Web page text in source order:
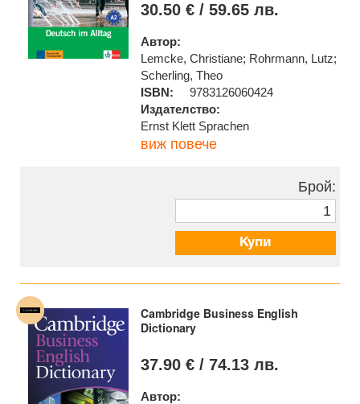
30.50 € / 59.65 лв.
Автор:
Lemcke, Christiane; Rohrmann, Lutz;
Scherling, Theo
ISBN:
9783126060424
Издателство:
Ernst Klett Sprachen
виж повече
Брой:
Купи
Cambridge Business English
Dictionary
37.90 € / 74.13 лв.
Автор: